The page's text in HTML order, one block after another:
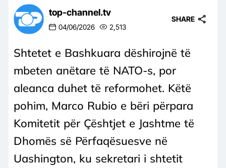
top-channel.tv
04/06/2026 2,513
SHARE
Shtetet e Bashkuara dëshirojnë të
mbeten anëtare të NATO-s, por
aleanca duhet të reformohet. Këtë
pohim, Marco Rubio e bëri përpara
Komitetit për Çështjet e Jashtme të
Dhomës së Përfaqësuesve në
Uashington, ku sekretari i shtetit